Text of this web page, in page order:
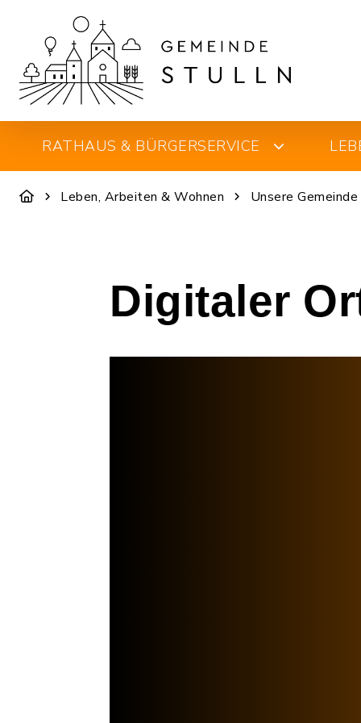
RATHAUS & BÜRGERSERVICE
Leben, Arbeiten & Wohnen Unsere Gemeinde
Digitaler